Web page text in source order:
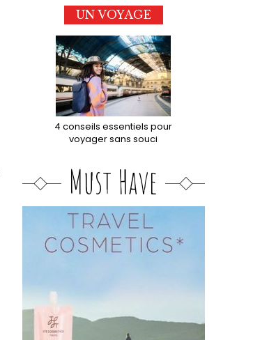
UN VOYAGE
4 conseils essentiels pour
voyager sans souci
Must Have